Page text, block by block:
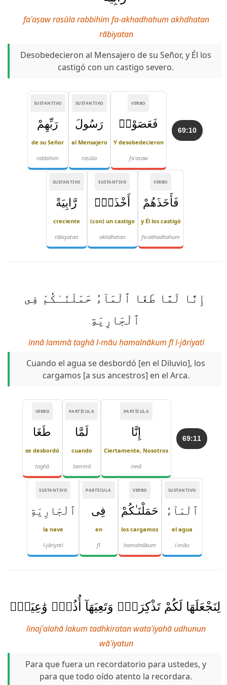
faʿaṣaw rasūla rabbihim fa-akhadhahum akhdhatan
rābiyatan
Desobedecieron al Mensajero de su Señor, y Él los
castigó con un castigo severo.
69:10
VERBO
فَعَصَوْا۟
Y desobedecieron
faʿaṣaw
SUSTANTIVO
رَسُولَ
al Mensajero
rasūla
SUSTANTIVO
رَبِّهِمْ
de su Señor
rabbihim
VERBO
فَأَخَذَهُمْ
y Él los castigó
fa-akhadhahum
SUSTANTIVO
أَخْذَةًۭ
(con) un castigo
akhdhatan
SUSTANTIVO
رَّابِيَةً
creciente
rābiyatan
إِنَّا لَمَّا طَغَا ٱلْمَآءُ حَمَلْنَـٰكُمْ فِى
ٱلْجَارِيَةِ
innā lammā ṭaghā l-māu ḥamalnākum fī l-jāriyati
Cuando el agua se desbordó [en el Diluvio], los
cargamos [a sus ancestros] en el Arca.
69:11
PARTÍCULA
إِنَّا
Ciertamente, Nosotros
innā
PARTÍCULA
لَمَّا
cuando
lammā
VERBO
طَغَا
se desbordó
ṭaghā
SUSTANTIVO
ٱلْمَآءُ
el agua
l-māu
VERBO
حَمَلْنَـٰكُمْ
los cargamos
ḥamalnākum
PARTÍCULA
فِى
en
fī
SUSTANTIVO
ٱلْجَارِيَةِ
la nave
l-jāriyati
لِنَجْعَلَهَا لَكُمْ تَذْكِرَةًۭ وَتَعِيَهَآ أُذُنٌۭ وَٰعِيَةٌۭ
linajʿalahā lakum tadhkiratan wataʿiyahā udhunun
wāʿiyatun
Para que fuera un recordatorio para ustedes, y
para que todo oído atento la recordara.